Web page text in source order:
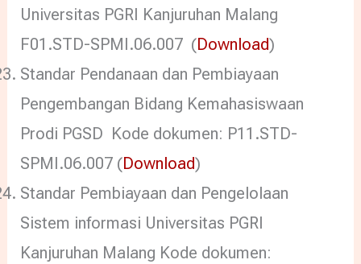
Universitas PGRI Kanjuruhan Malang
F01.STD-SPMI.06.007 (Download)
Standar Pendanaan dan Pembiayaan
Pengembangan Bidang Kemahasiswaan
Prodi PGSD Kode dokumen: P11.STD-
SPMI.06.007 (Download)
Standar Pembiayaan dan Pengelolaan
Sistem informasi Universitas PGRI
Kanjuruhan Malang Kode dokumen: